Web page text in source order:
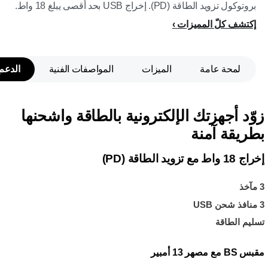
بروتوكول تزويد الطاقة (PD). إخراج USB بحد أقصى يبلغ 18 واط.
إكتشف كلّ المميزات
لمحة عامة الميزات المواصفات الفنية
زوّد أجهزتك الإلكترونية بالطاقة واشحنها
بطريقة آمنة
إخراج 18 واط مع تزويد الطاقة (PD)
3 مآخذ
3 منافذ شحن USB
تسليم الطاقة
مقبس BS مع مصهر 13 أمبير